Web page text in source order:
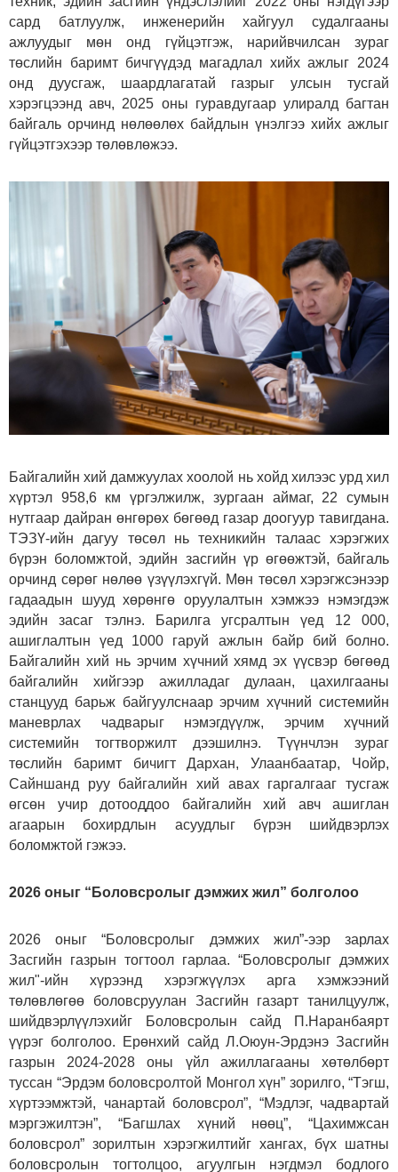
сард батлуулж, инженерийн хайгуул судалгааны
ажлуудыг мөн онд гүйцэтгэж, нарийвчилсан зураг
төслийн баримт бичгүүдэд магадлал хийх ажлыг 2024
онд дуусгаж, шаардлагатай газрыг улсын тусгай
хэрэгцээнд авч, 2025 оны гуравдугаар улиралд багтан
байгаль орчинд нөлөөлөх байдлын үнэлгээ хийх ажлыг
гүйцэтгэхээр төлөвлөжээ.
Байгалийн хий дамжуулах хоолой нь хойд хилээс урд хил
хүртэл 958,6 км үргэлжилж, зургаан аймаг, 22 сумын
нутгаар дайран өнгөрөх бөгөөд газар доогуур тавигдана.
ТЭЗҮ-ийн дагуу төсөл нь техникийн талаас хэрэгжих
бүрэн боломжтой, эдийн засгийн үр өгөөжтэй, байгаль
орчинд сөрөг нөлөө үзүүлэхгүй. Мөн төсөл хэрэгжсэнээр
гадаадын шууд хөрөнгө оруулалтын хэмжээ нэмэгдэж
эдийн засаг тэлнэ. Барилга угсралтын үед 12 000,
ашиглалтын үед 1000 гаруй ажлын байр бий болно.
Байгалийн хий нь эрчим хүчний хямд эх үүсвэр бөгөөд
байгалийн хийгээр ажилладаг дулаан, цахилгааны
станцууд барьж байгуулснаар эрчим хүчний системийн
маневрлах чадварыг нэмэгдүүлж, эрчим хүчний
системийн тогтворжилт дээшилнэ. Түүнчлэн зураг
төслийн баримт бичигт Дархан, Улаанбаатар, Чойр,
Сайншанд руу байгалийн хий авах гаргалгааг тусгаж
өгсөн учир дотооддоо байгалийн хий авч ашиглан
агаарын бохирдлын асуудлыг бүрэн шийдвэрлэх
боломжтой гэжээ.
2026 оныг “Боловсролыг дэмжих жил” болголоо
2026 оныг “Боловсролыг дэмжих жил”-ээр зарлах
Засгийн газрын тогтоол гарлаа. “Боловсролыг дэмжих
жил"-ийн хүрээнд хэрэгжүүлэх арга хэмжээний
төлөвлөгөө боловсруулан Засгийн газарт танилцуулж,
шийдвэрлүүлэхийг Боловсролын сайд П.Наранбаярт
үүрэг болголоо. Ерөнхий сайд Л.Оюун-Эрдэнэ Засгийн
газрын 2024-2028 оны үйл ажиллагааны хөтөлбөрт
туссан “Эрдэм боловсролтой Монгол хүн” зорилго, “Тэгш,
хүртээмжтэй, чанартай боловсрол”, “Мэдлэг, чадвартай
мэргэжилтэн”, “Багшлах хүний нөөц”, “Цахимжсан
боловсрол” зорилтын хэрэгжилтийг хангах, бүх шатны
боловсролын тогтолцоо, агуулгын нэгдмэл бодлого